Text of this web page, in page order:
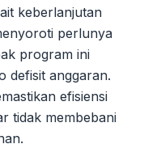
keberlanjutan
perlunya
program ini
defisit anggaran.
efisiensi
tidak membebani